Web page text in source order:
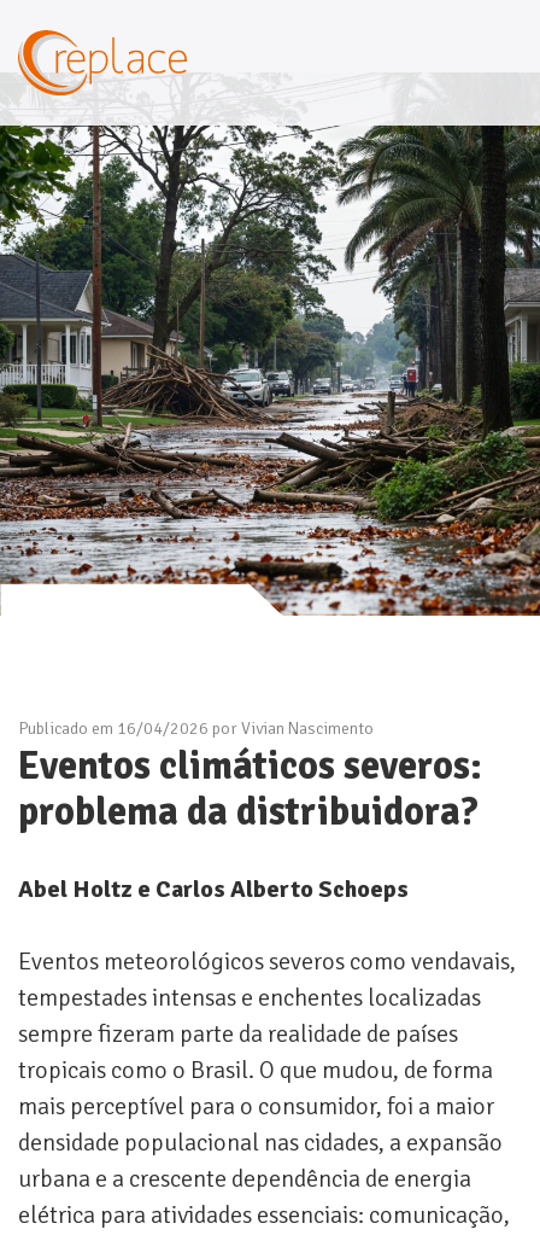
Publicado em 16/04/2026 por Vivian Nascimento
Eventos climáticos severos:
problema da distribuidora?
Abel Holtz e Carlos Alberto Schoeps
Eventos meteorológicos severos como vendavais,
tempestades intensas e enchentes localizadas
sempre fizeram parte da realidade de países
tropicais como o Brasil. O que mudou, de forma
mais perceptível para o consumidor, foi a maior
densidade populacional nas cidades, a expansão
urbana e a crescente dependência de energia
elétrica para atividades essenciais: comunicação,